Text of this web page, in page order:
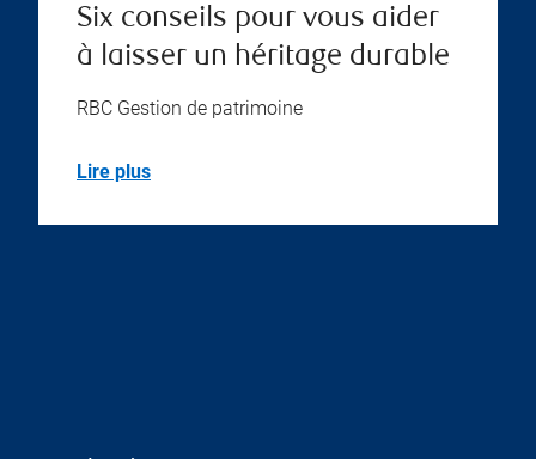
Six conseils pour vous aider
à laisser un héritage durable
RBC Gestion de patrimoine
Lire plus